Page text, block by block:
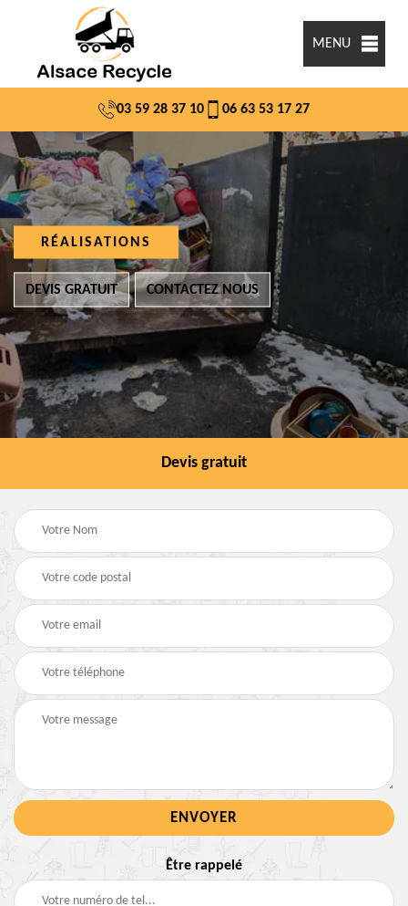
MENU
03 59 28 37 10 06 63 53 17 27
RÉALISATIONS
DEVIS GRATUIT CONTACTEZ NOUS
Devis gratuit
Être rappelé